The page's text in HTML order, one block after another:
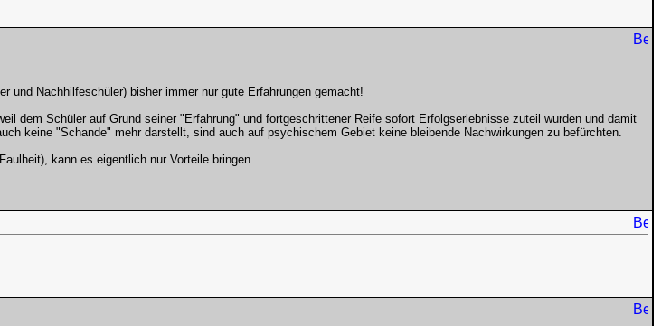
und Nachhilfeschüler) bisher immer nur gute Erfahrungen gemacht!
dem Schüler auf Grund seiner "Erfahrung" und fortgeschrittener Reife sofort Erfolgserlebnisse zuteil wurden und damit
keine "Schande" mehr darstellt, sind auch auf psychischem Gebiet keine bleibende Nachwirkungen zu befürchten.
kann es eigentlich nur Vorteile bringen.